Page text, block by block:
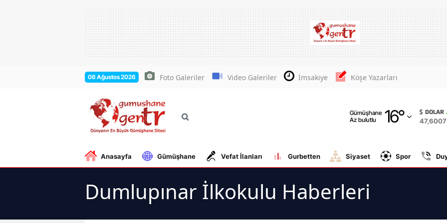
06 Ağustos 2026 Foto Galeriler Video Galeriler İmsakiye Köşe Yazarları
Gümüşhane
Az bulutlu
16°
Adana
Adıyaman
Amasya
Antalya
Aydın
DOLAR
47,6007
Anasayfa Gümüşhane Vefat İlanları Gurbetten Siyaset Spor
Dumlupınar İlkokulu Haberleri